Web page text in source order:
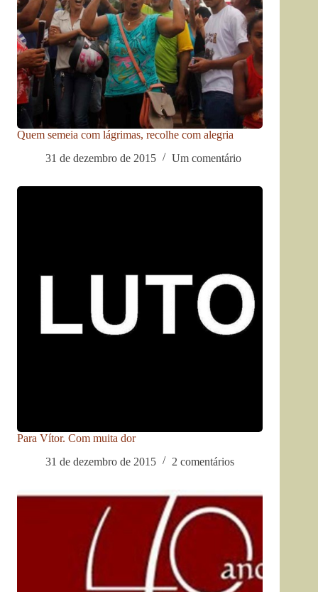
Quem semeia com lágrimas, recolhe com alegria
31 de dezembro de 2015
Um comentário
Para Vítor. Com muita dor
31 de dezembro de 2015
2 comentários